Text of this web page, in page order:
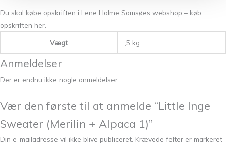
Du skal købe opskriften i Lene Holme Samsøes webshop – køb
opskriften her.
Vægt ,5 kg
Anmeldelser
Der er endnu ikke nogle anmeldelser.
Vær den første til at anmelde “Little Inge
Sweater (Merilin + Alpaca 1)”
Din e-mailadresse vil ikke blive publiceret. Krævede felter er markeret